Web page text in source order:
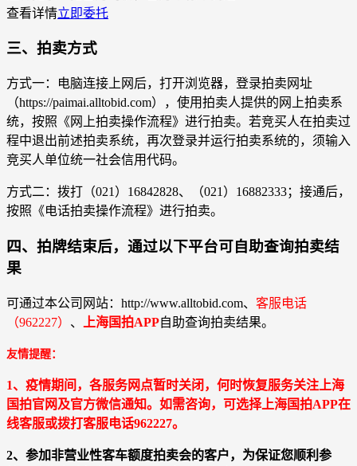
查看详情立即委托
三、拍卖方式
方式一：电脑连接上网后，打开浏览器，登录拍卖网址
（https://paimai.alltobid.com），使用拍卖人提供的网上拍卖系
统，按照《网上拍卖操作流程》进行拍卖。若竞买人在拍卖过
程中退出前述拍卖系统，再次登录并运行拍卖系统的，须输入
竞买人单位统一社会信用代码。
方式二：拨打（021）16842828、（021）16882333；接通后，
按照《电话拍卖操作流程》进行拍卖。
四、拍牌结束后，通过以下平台可自助查询拍卖结
果
可通过本公司网站：http://www.alltobid.com、 客服电话
（962227） 、 上海国拍APP自助查询拍卖结果。
友情提醒：
1、疫情期间，各服务网点暂时关闭，何时恢复服务关注上海
国拍官网及官方微信通知。如需咨询，可选择上海国拍APP在
线客服或拨打客服电话962227。
2、参加非营业性客车额度拍卖会的客户，为保证您顺利参